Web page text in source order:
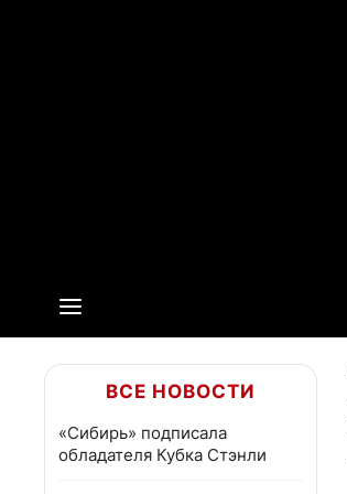
ВСЕ НОВОСТИ
«Сибирь» подписала
обладателя Кубка Стэнли